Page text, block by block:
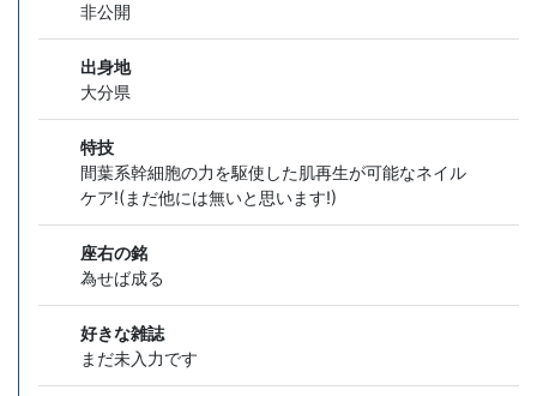
非公開
出身地
大分県
特技
間葉系幹細胞の力を駆使した肌再生が可能なネイル
ケア!(まだ他には無いと思います!)
座右の銘
為せば成る
好きな雑誌
まだ未入力です